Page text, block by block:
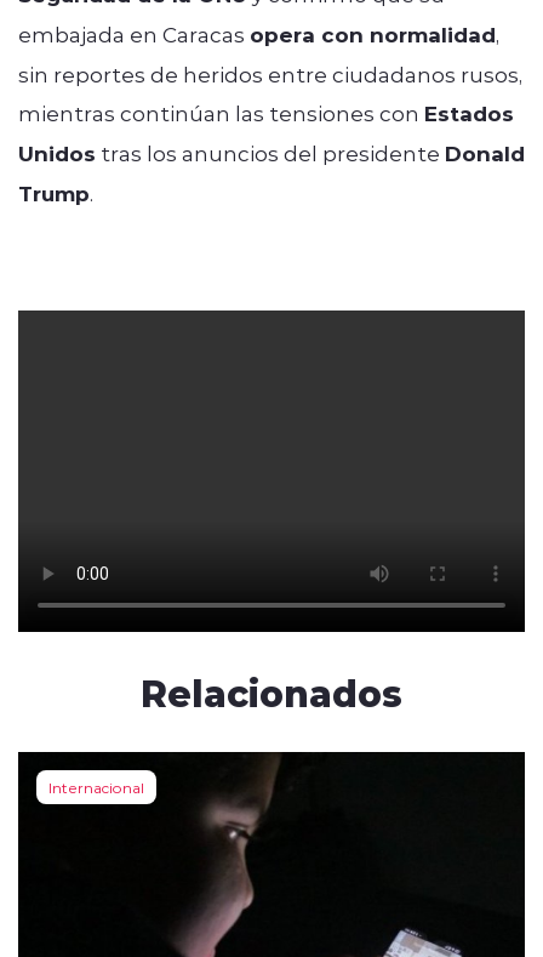
embajada en Caracas opera con normalidad,
sin reportes de heridos entre ciudadanos rusos,
mientras continúan las tensiones con Estados
Unidos tras los anuncios del presidente Donald
Trump.
Relacionados
Internacional